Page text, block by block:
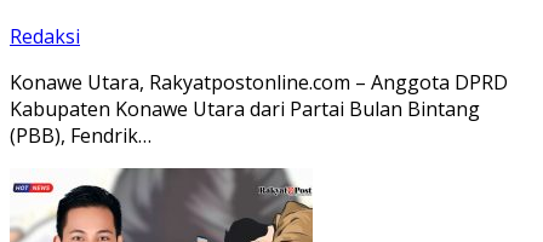
Redaksi
Konawe Utara, Rakyatpostonline.com – Anggota DPRD
Kabupaten Konawe Utara dari Partai Bulan Bintang
(PBB), Fendrik…